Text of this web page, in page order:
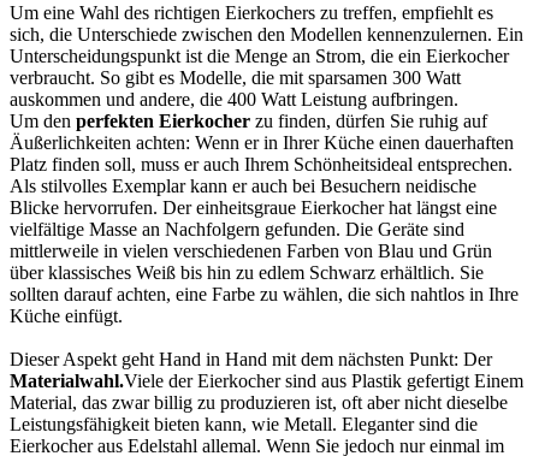
Um eine Wahl des richtigen Eierkochers zu treffen, empfiehlt es
sich, die Unterschiede zwischen den Modellen kennenzulernen. Ein
Unterscheidungspunkt ist die Menge an Strom, die ein Eierkocher
verbraucht. So gibt es Modelle, die mit sparsamen 300 Watt
auskommen und andere, die 400 Watt Leistung aufbringen.
Um den perfekten Eierkocher zu finden, dürfen Sie ruhig auf
Äußerlichkeiten achten: Wenn er in Ihrer Küche einen dauerhaften
Platz finden soll, muss er auch Ihrem Schönheitsideal entsprechen.
Als stilvolles Exemplar kann er auch bei Besuchern neidische
Blicke hervorrufen. Der einheitsgraue Eierkocher hat längst eine
vielfältige Masse an Nachfolgern gefunden. Die Geräte sind
mittlerweile in vielen verschiedenen Farben von Blau und Grün
über klassisches Weiß bis hin zu edlem Schwarz erhältlich. Sie
sollten darauf achten, eine Farbe zu wählen, die sich nahtlos in Ihre
Küche einfügt.
Dieser Aspekt geht Hand in Hand mit dem nächsten Punkt: Der
Materialwahl.Viele der Eierkocher sind aus Plastik gefertigt Einem
Material, das zwar billig zu produzieren ist, oft aber nicht dieselbe
Leistungsfähigkeit bieten kann, wie Metall. Eleganter sind die
Eierkocher aus Edelstahl allemal. Wenn Sie jedoch nur einmal im